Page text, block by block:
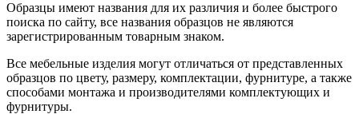
Образцы имеют названия для их различия и более быстрого
поиска по сайту, все названия образцов не являются
зарегистрированным товарным знаком.
Все мебельные изделия могут отличаться от представленных
образцов по цвету, размеру, комплектации, фурнитуре, а также
способами монтажа и производителями комплектующих и
фурнитуры.